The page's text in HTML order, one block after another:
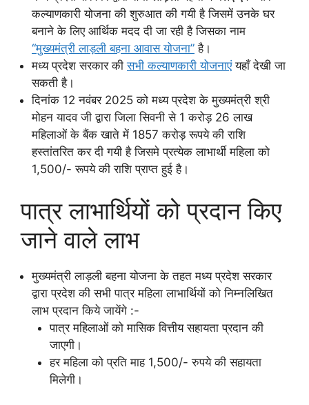
कल्याणकारी योजना की शुरुआत की गयी है जिसमें उनके घर
बनाने के लिए आर्थिक मदद दी जा रही है जिसका नाम
“मुख्यमंत्री लाड़ली बहना आवास योजना” है।
मध्य प्रदेश सरकार कीसभी कल्याणकारी योजनाएंयहाँ देखी जा
सकती है।
दिनांक 12 नवंबर 2025 को मध्य प्रदेश के मुख्यमंत्री श्री
मोहन यादव जी द्वारा जिला सिवनी से 1 करोड़ 26 लाख
महिलाओं के बैंक खाते में 1857 करोड़ रूपये की राशि
हस्तांतरित कर दी गयी है जिसमे प्रत्येक लाभार्थी महिला को
1,500/- रूपये की राशि प्राप्त हुई है।
पात्र लाभार्थियों को प्रदान किए
जाने वाले लाभ
मुख्यमंत्री लाड़ली बहना योजना के तहत मध्य प्रदेश सरकार
द्वारा प्रदेश की सभी पात्र महिला लाभार्थियों को निम्नलिखित
लाभ प्रदान किये जायेंगे :-
पात्र महिलाओं को मासिक वित्तीय सहायता प्रदान की
जाएगी।
हर महिला को प्रति माह 1,500/- रुपये की सहायता
मिलेगी।